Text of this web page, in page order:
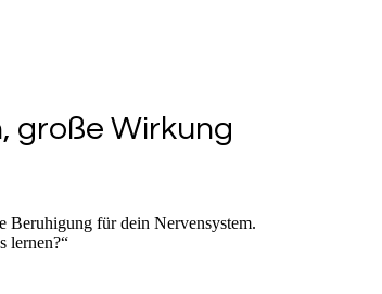
große Wirkung
Beruhigung für dein Nervensystem.
lernen?“